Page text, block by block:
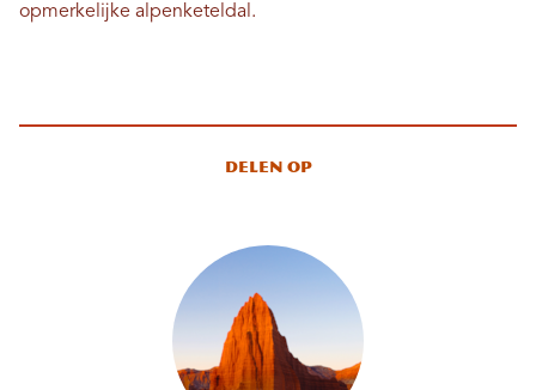
opmerkelijke alpenketeldal.
Delen op